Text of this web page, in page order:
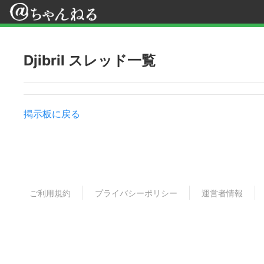
Djibril スレッド一覧
掲示板に戻る
ご利用規約 プライバシーポリシー 運営者情報